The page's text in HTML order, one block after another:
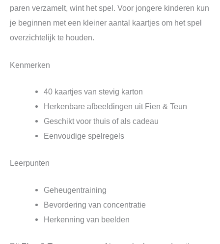
paren verzamelt, wint het spel. Voor jongere kinderen kun
je beginnen met een kleiner aantal kaartjes om het spel
overzichtelijk te houden.
Kenmerken
40 kaartjes van stevig karton
Herkenbare afbeeldingen uit Fien & Teun
Geschikt voor thuis of als cadeau
Eenvoudige spelregels
Leerpunten
Geheugentraining
Bevordering van concentratie
Herkenning van beelden